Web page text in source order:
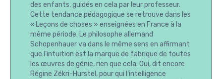
des enfants, guidés en cela par leur professeur.
Cette tendance pédagogique se retrouve dans les
« Leçons de choses » enseignées en France à la
même période. Le philosophe allemand
Schopenhauer va dans le même sens en affirmant
que l’intuition est la marque de fabrique de toutes
les œuvres de génie, rien que cela. Oui, dit encore
Régine Zékri-Hurstel, pour qui l’intelligence